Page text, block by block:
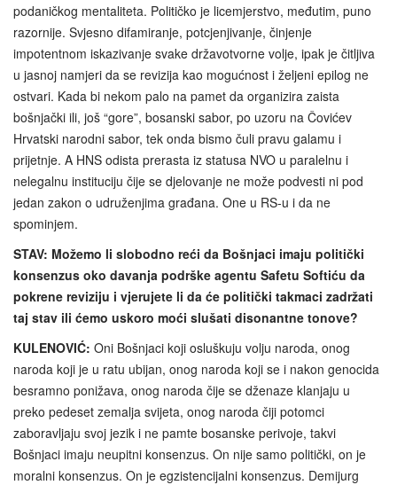
podaničkog mentaliteta. Političko je licemjerstvo, međutim, puno
razornije. Svjesno difamiranje, potcjenjivanje, činjenje
impotentnom iskazivanje svake državotvorne volje, ipak je čitljiva
u jasnoj namjeri da se revizija kao mogućnost i željeni epilog ne
ostvari. Kada bi nekom palo na pamet da organizira zaista
bošnjački ili, još “gore”, bosanski sabor, po uzoru na Čovićev
Hrvatski narodni sabor, tek onda bismo čuli pravu galamu i
prijetnje. A HNS odista prerasta iz statusa NVO u paralelnu i
nelegalnu instituciju čije se djelovanje ne može podvesti ni pod
jedan zakon o udruženjima građana. One u RS-u i da ne
spominjem.
STAV: Možemo li slobodno reći da Bošnjaci imaju politički
konsenzus oko davanja podrške agentu Safetu Softiću da
pokrene reviziju i vjerujete li da će politički takmaci zadržati
taj stav ili ćemo uskoro moći slušati disonantne tonove?
KULENOVIĆ: Oni Bošnjaci koji osluškuju volju naroda, onog
naroda koji je u ratu ubijan, onog naroda koji se i nakon genocida
besramno ponižava, onog naroda čije se dženaze klanjaju u
preko pedeset zemalja svijeta, onog naroda čiji potomci
zaboravljaju svoj jezik i ne pamte bosanske perivoje, takvi
Bošnjaci imaju neupitni konsenzus. On nije samo politički, on je
moralni konsenzus. On je egzistencijalni konsenzus. Demijurg